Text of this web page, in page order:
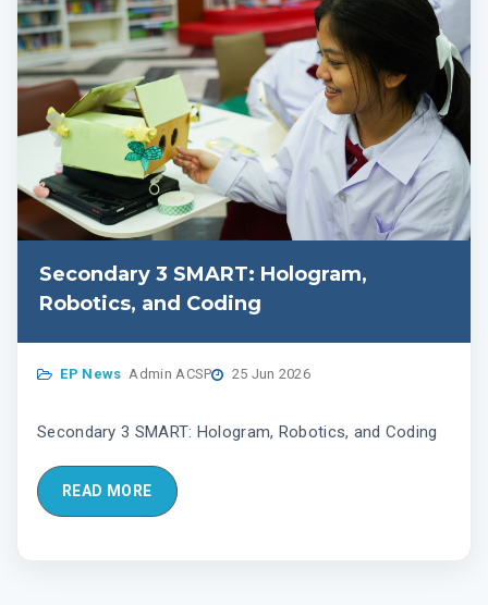
Secondary 3 SMART: Hologram,
Robotics, and Coding
EP News Admin ACSP 25 Jun 2026
Secondary 3 SMART: Hologram, Robotics, and Coding
READ MORE